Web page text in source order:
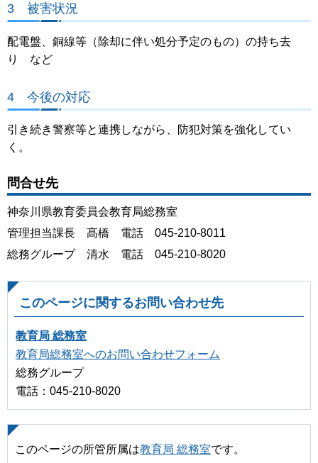
3 被害状況
配電盤、銅線等（除却に伴い処分予定のもの）の持ち去
り など
4 今後の対応
引き続き警察等と連携しながら、防犯対策を強化してい
く。
問合せ先
神奈川県教育委員会教育局総務室
管理担当課長 髙橋 電話 045-210-8011
総務グループ 清水 電話 045-210-8020
このページに関するお問い合わせ先
教育局 総務室
教育局総務室へのお問い合わせフォーム
総務グループ
電話：045-210-8020
このページの所管所属は教育局 総務室です。